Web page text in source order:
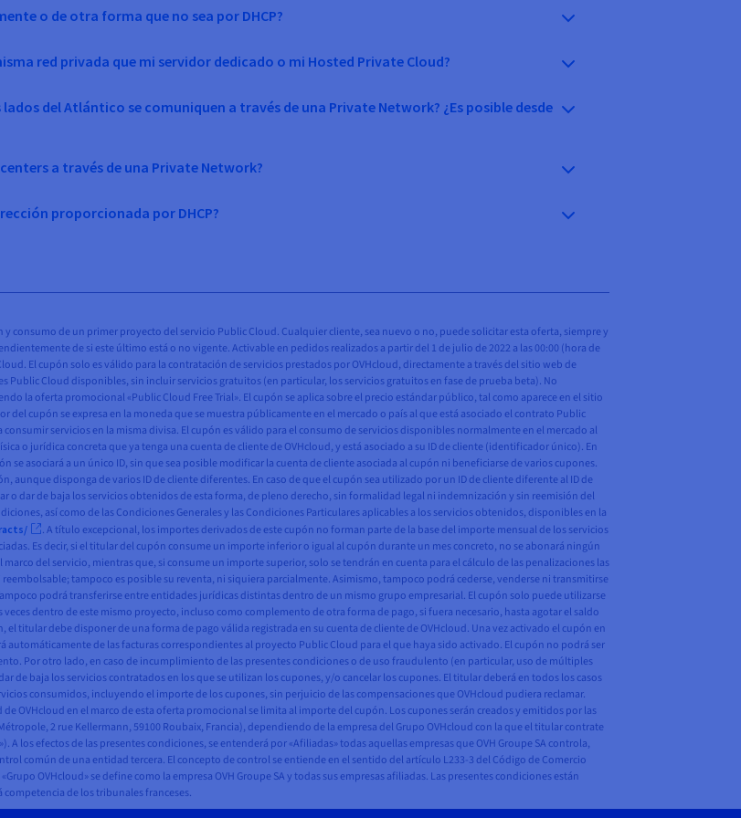
o de otra forma que no sea por DHCP?
red privada que mi servidor dedicado o mi Hosted Private Cloud?
del Atlántico se comuniquen a través de una Private Network? ¿Es posible desde
a través de una Private Network?
proporcionada por DHCP?
consumo de un primer proyecto del servicio Public Cloud. Cualquier cliente, sea nuevo o no, puede solicitar esta oferta, siempre y
de si este último está o no vigente. Activable en pedidos realizados a partir del 1 de julio de 2022 a las 00:00 (hora de
El cupón solo es válido para la contratación de servicios prestados por OVHcloud, directamente a través del sitio web de
Public Cloud disponibles, sin incluir servicios gratuitos (en particular, los servicios gratuitos en fase de prueba beta). No
la oferta promocional «Public Cloud Free Trial». El cupón se aplica sobre el precio estándar público, tal como aparece en el sitio
del cupón se expresa en la moneda que se muestra públicamente en el mercado o país al que está asociado el contrato Public
servicios en la misma divisa. El cupón es válido para el consumo de servicios disponibles normalmente en el mercado al
o jurídica concreta que ya tenga una cuenta de cliente de OVHcloud, y está asociado a su ID de cliente (identificador único). En
se asociará a un único ID, sin que sea posible modificar la cuenta de cliente asociada al cupón ni beneficiarse de varios cupones.
disponga de varios ID de cliente diferentes. En caso de que el cupón sea utilizado por un ID de cliente diferente al ID de
o dar de baja los servicios obtenidos de esta forma, de pleno derecho, sin formalidad legal ni indemnización y sin reemisión del
así como de las Condiciones Generales y las Condiciones Particulares aplicables a los servicios obtenidos, disponibles en la
. A título excepcional, los importes derivados de este cupón no forman parte de la base del importe mensual de los servicios
Es decir, si el titular del cupón consume un importe inferior o igual al cupón durante un mes concreto, no se abonará ningún
del servicio, mientras que, si consume un importe superior, solo se tendrán en cuenta para el cálculo de las penalizaciones las
tampoco es posible su reventa, ni siquiera parcialmente. Asimismo, tampoco podrá cederse, venderse ni transmitirse
podrá transferirse entre entidades jurídicas distintas dentro de un mismo grupo empresarial. El cupón solo puede utilizarse
dentro de este mismo proyecto, incluso como complemento de otra forma de pago, si fuera necesario, hasta agotar el saldo
titular debe disponer de una forma de pago válida registrada en su cuenta de cliente de OVHcloud. Una vez activado el cupón en
automáticamente de las facturas correspondientes al proyecto Public Cloud para el que haya sido activado. El cupón no podrá ser
Por otro lado, en caso de incumplimiento de las presentes condiciones o de uso fraudulento (en particular, uso de múltiples
de baja los servicios contratados en los que se utilizan los cupones, y/o cancelar los cupones. El titular deberá en todos los casos
consumidos, incluyendo el importe de los cupones, sin perjuicio de las compensaciones que OVHcloud pudiera reclamar.
OVHcloud en el marco de esta oferta promocional se limita al importe del cupón. Los cupones serán creados y emitidos por las
2 rue Kellermann, 59100 Roubaix, Francia), dependiendo de la empresa del Grupo OVHcloud con la que el titular contrate
los efectos de las presentes condiciones, se entenderá por «Afiliadas» todas aquellas empresas que OVH Groupe SA controla,
común de una entidad tercera. El concepto de control se entiende en el sentido del artículo L233-3 del Código de Comercio
OVHcloud» se define como la empresa OVH Groupe SA y todas sus empresas afiliadas. Las presentes condiciones están
de los tribunales franceses.